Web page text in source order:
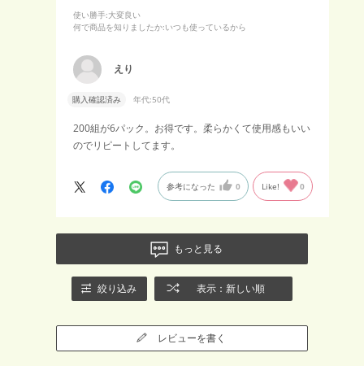
使い勝手:大変良い
何で商品を知りましたか:いつも使っているから
えり
購入確認済み 年代:50代
200組が6パック。お得です。柔らかくて使用感もいい
のでリピートしてます。
参考になった 0 Like! 0
もっと見る
絞り込み 表示：新しい順
レビューを書く